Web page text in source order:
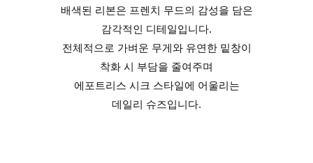
배색된 리본은 프렌치 무드의 감성을 담은
감각적인 디테일입니다.
전체적으로 가벼운 무게와 유연한 밑창이
착화 시 부담을 줄여주며
에포트리스 시크 스타일에 어울리는
데일리 슈즈입니다.